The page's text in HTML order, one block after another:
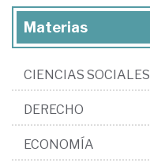
Materias
CIENCIAS SOCIALES
DERECHO
ECONOMÍA